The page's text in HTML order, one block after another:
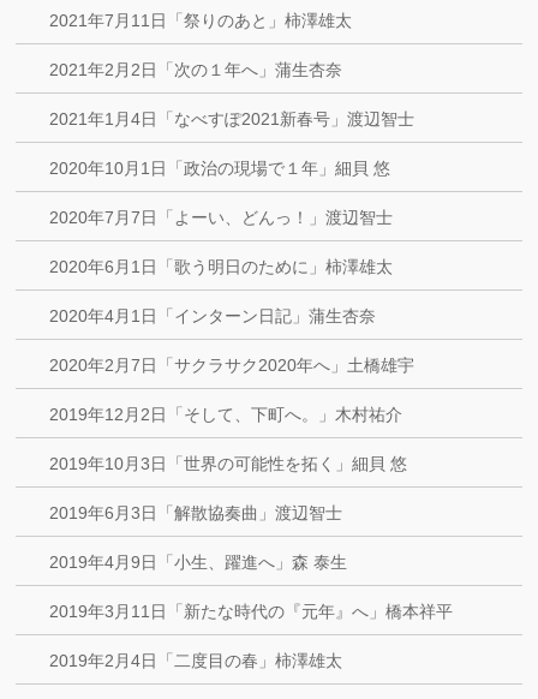
2021年7月11日「祭りのあと」柿澤雄太
2021年2月2日「次の１年へ」蒲生杏奈
2021年1月4日「なべすぽ2021新春号」渡辺智士
2020年10月1日「政治の現場で１年」細貝 悠
2020年7月7日「よーい、どんっ！」渡辺智士
2020年6月1日「歌う明日のために」柿澤雄太
2020年4月1日「インターン日記」蒲生杏奈
2020年2月7日「サクラサク2020年へ」土橋雄宇
2019年12月2日「そして、下町へ。」木村祐介
2019年10月3日「世界の可能性を拓く」細貝 悠
2019年6月3日「解散協奏曲」渡辺智士
2019年4月9日「小生、躍進へ」森 泰生
2019年3月11日「新たな時代の『元年』へ」橋本祥平
2019年2月4日「二度目の春」柿澤雄太